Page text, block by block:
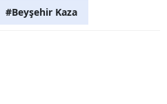
#Beyşehir Kaza